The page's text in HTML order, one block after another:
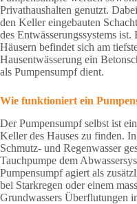
Privathaushalten genutzt.
den Keller eingebauten
des Entwässerungssystems
Häusern befindet sich am
Hausentwässerung ein
als Pumpensumpf dient.
Wie funktioniert ein
Der Pumpensumpf selbst ist
Keller des Hauses zu finden.
Schmutz- und Regenwasser
Tauchpumpe dem
Pumpensumpf agiert als
bei Starkregen oder einem
Grundwassers Überflutungen